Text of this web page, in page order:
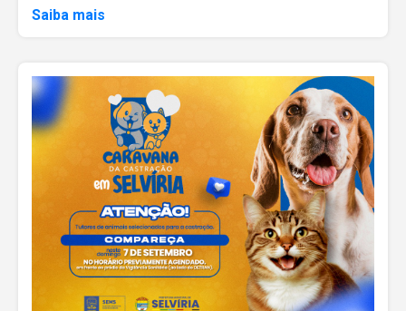
Saiba mais